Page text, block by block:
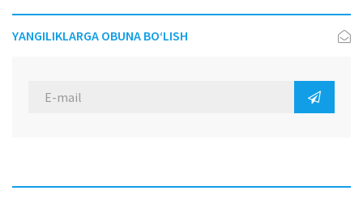
YANGILIKLARGA OBUNA BO‘LISH